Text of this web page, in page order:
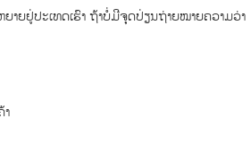
າຍຢູ່ປະເທດເຮົາ ຖ້າບໍ່ມີຈຸດປ່ຽນຖ່າຍໝາຍຄວາມວ່າ